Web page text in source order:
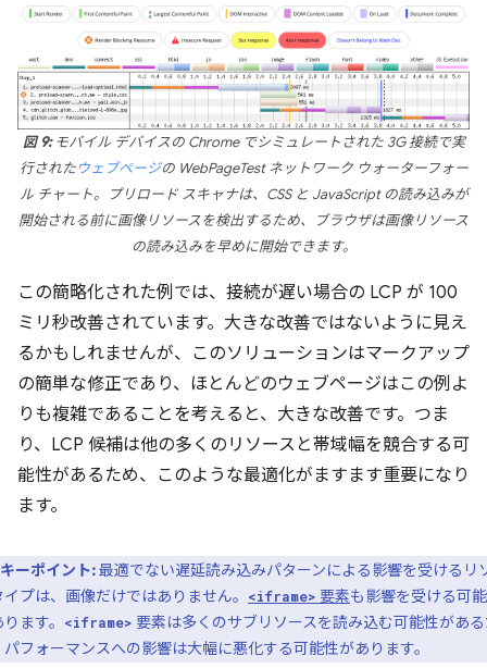
図 9:モバイル デバイスの Chrome でシミュレートされた 3G 接続で実
行されたウェブページの WebPageTest ネットワーク ウォーターフォー
ル チャート。プリロード スキャナは、CSS と JavaScript の読み込みが
開始される前に画像リソースを検出するため、ブラウザは画像リソース
の読み込みを早めに開始できます。
この簡略化された例では、接続が遅い場合の LCP が 100
ミリ秒改善されています。大きな改善ではないように見え
るかもしれませんが、このソリューションはマークアップ
の簡単な修正であり、ほとんどのウェブページはこの例よ
りも複雑であることを考えると、大きな改善です。つま
り、LCP 候補は他の多くのリソースと帯域幅を競合する可
能性があるため、このような最適化がますます重要になり
ます。
キーポイント:最適でない遅延読み込みパターンによる影響を受けるリ
プは、画像だけではありません。
<iframe> 要素も影響を受ける可
ます。
<iframe> 要素は多くのサブリソースを読み込む可能性があ
パフォーマンスへの影響は大幅に悪化する可能性があります。